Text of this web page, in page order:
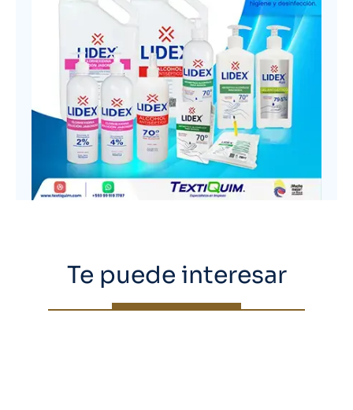
Te puede interesar